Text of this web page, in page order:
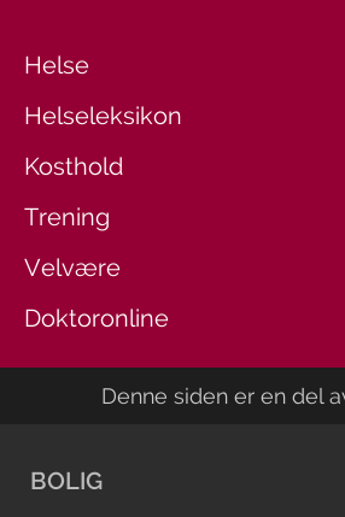
Helse
Helseleksikon
Kosthold
Trening
Velvære
Doktoronline
Denne siden er en del
BOLIG